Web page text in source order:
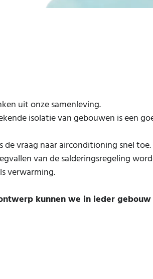
uit onze samenleving.
isolatie van gebouwen is een
vraag naar airconditioning snel toe.
van de salderingsregeling
verwarming.
kunnen we in ieder